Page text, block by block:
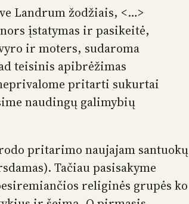
Landrum žodžiais, <…>
įstatymas ir pasikeitė,
ir moters, sudaroma
teisinis apibrėžimas
pritarti sukurtai
naudingų galimybių
pritarimo naujajam santuokų
Tačiau pasisakyme
religinės grupės ko